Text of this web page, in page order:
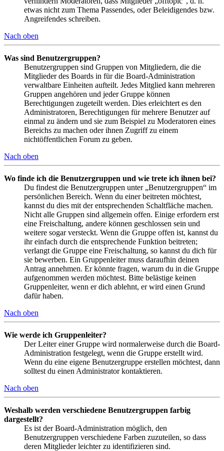
etwas nicht zum Thema Passendes, oder Beleidigendes bzw.
Angreifendes schreiben.
Nach oben
Was sind Benutzergruppen?
Benutzergruppen sind Gruppen von Mitgliedern, die die
Mitglieder des Boards in für die Board-Administration
verwaltbare Einheiten aufteilt. Jedes Mitglied kann mehreren
Gruppen angehören und jeder Gruppe können
Berechtigungen zugeteilt werden. Dies erleichtert es den
Administratoren, Berechtigungen für mehrere Benutzer auf
einmal zu ändern und sie zum Beispiel zu Moderatoren eines
Bereichs zu machen oder ihnen Zugriff zu einem
nichtöffentlichen Forum zu geben.
Nach oben
Wo finde ich die Benutzergruppen und wie trete ich ihnen bei?
Du findest die Benutzergruppen unter „Benutzergruppen“ im
persönlichen Bereich. Wenn du einer beitreten möchtest,
kannst du dies mit der entsprechenden Schaltfläche machen.
Nicht alle Gruppen sind allgemein offen. Einige erfordern erst
eine Freischaltung, andere können geschlossen sein und
weitere sogar versteckt. Wenn die Gruppe offen ist, kannst du
ihr einfach durch die entsprechende Funktion beitreten;
verlangt die Gruppe eine Freischaltung, so kannst du dich für
sie bewerben. Ein Gruppenleiter muss daraufhin deinen
Antrag annehmen. Er könnte fragen, warum du in die Gruppe
aufgenommen werden möchtest. Bitte belästige keinen
Gruppenleiter, wenn er dich ablehnt, er wird einen Grund
dafür haben.
Nach oben
Wie werde ich Gruppenleiter?
Der Leiter einer Gruppe wird normalerweise durch die Board-
Administration festgelegt, wenn die Gruppe erstellt wird.
Wenn du eine eigene Benutzergruppe erstellen möchtest, dann
solltest du einen Administrator kontaktieren.
Nach oben
Weshalb werden verschiedene Benutzergruppen farbig
dargestellt?
Es ist der Board-Administration möglich, den
Benutzergruppen verschiedene Farben zuzuteilen, so dass
deren Mitglieder leichter zu identifizieren sind.